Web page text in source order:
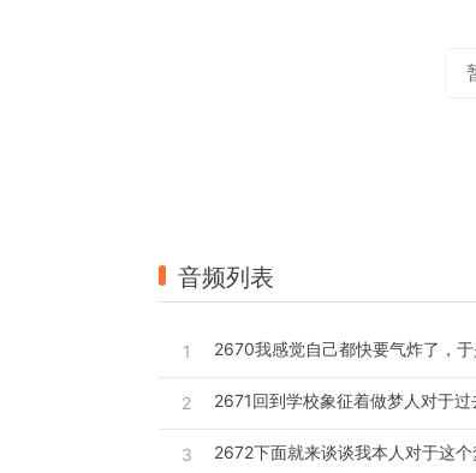
音频列表
1 2670我感觉自己都快要气炸了，
2 2671回到学校象征着做梦人对于过
3 2672下面就来谈谈我本人对于这